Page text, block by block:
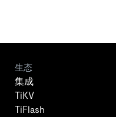
生态
集成
TiKV
TiFlash